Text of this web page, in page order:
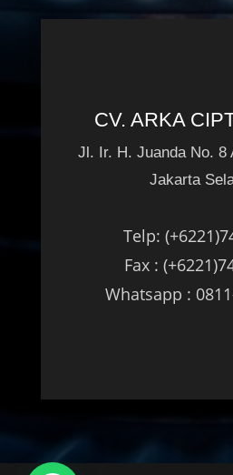
CV. ARKA
Jl. Ir. H. Juanda No. 8
Jakarta
Telp:
Fax :
Whatsapp :